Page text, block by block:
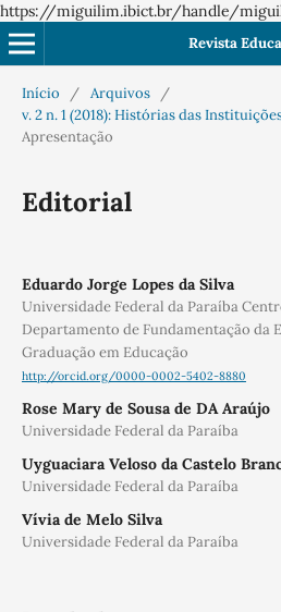
https://miguilim.ibict.br/handle/
Revista
Início / Arquivos
/
v. 2 n. 1 (2018): Histórias das
Apresentação
Editorial
Eduardo Jorge Lopes da Silva
Universidade Federal da Paraíba
Departamento de Fundamentação da
Graduação em Educação
http://orcid.org/0000-0002-5402-8880
Rose Mary de Sousa de DA Araújo
Universidade Federal da Paraíba
Uyguaciara Veloso da Castelo
Universidade Federal da Paraíba
Vívia de Melo Silva
Universidade Federal da Paraíba